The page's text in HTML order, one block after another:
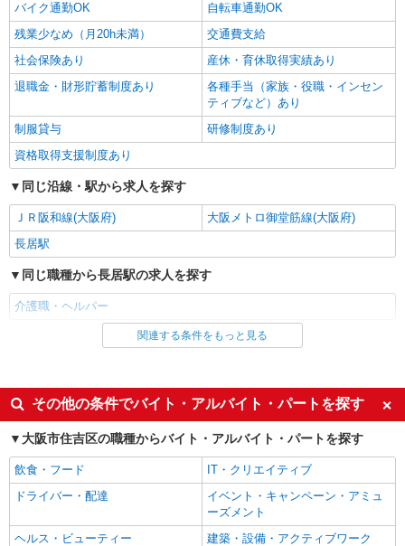
バイク通勤OK
自転車通勤OK
残業少なめ（月20h未満）
交通費支給
社会保険あり
産休・育休取得実績あり
退職金・財形貯蓄制度あり
各種手当（家族・役職・インセン
ティブなど）あり
制服貸与
研修制度あり
資格取得支援制度あり
同じ沿線・駅から求人を探す
ＪＲ阪和線(大阪府)
大阪メトロ御堂筋線(大阪府)
長居駅
同じ職種から長居駅の求人を探す
介護職・ヘルパー
同じ雇用形態から長居駅の求人を探す
同じ特徴から長居駅の求人を探す
入社日応相談
未経験歓迎
経験者・有資格者歓迎
新卒・第二新卒歓迎
女性活躍中
主婦・主夫歓迎
学歴不問
ブランクOK
ミドル（40代～）活躍中
関連する条件をもっと見る
その他の条件でバイト・アルバイト・パートを探す
大阪市住吉区の職種からバイト・アルバイト・パートを探す
飲食・フード
IT・クリエイティブ
ドライバー・配達
イベント・キャンペーン・アミュ
ーズメント
ヘルス・ビューティー
建築・設備・アクティブワーク